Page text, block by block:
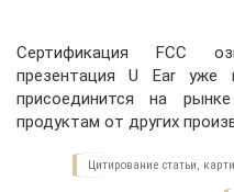
Сертификация FCC
презентация U Ear уже
присоединится на
продуктам от других
Цитирование статьи,